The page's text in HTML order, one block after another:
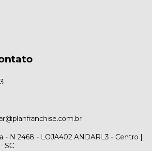
- N 2468 - LOJA402 ANDARL3 - Centro |
SC